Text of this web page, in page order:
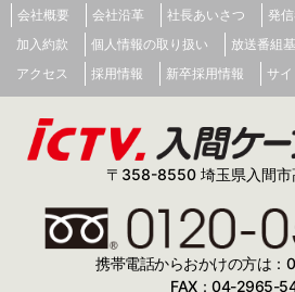
会社概要 会社沿革 社長あいさつ
発
加入約款
個人情報の取り扱い 放送番組
アクセス
採用情報 新卒採用情報 サ
〒358-8550 埼玉県入間
携帯電話からおかけの方は
FAX：04-2965-